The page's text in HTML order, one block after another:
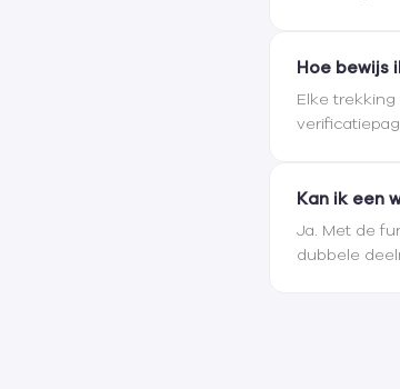
Hoe bewijs
Elke
Kan ik een
Ja. Met de
dubbele